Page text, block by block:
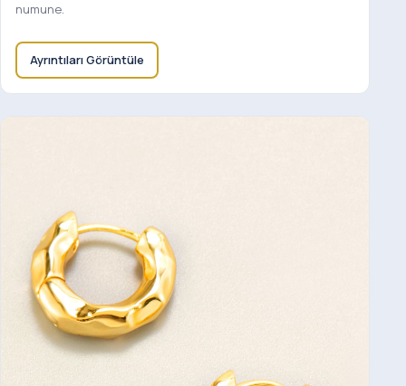
numune.
Ayrıntıları Görüntüle